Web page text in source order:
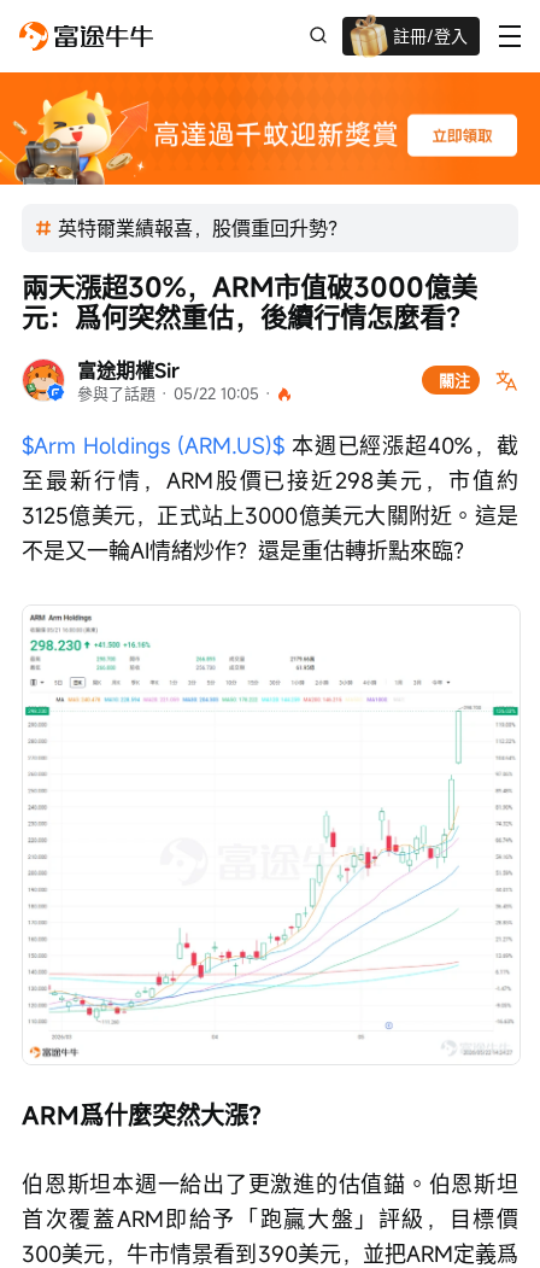
註冊/登入
英特爾業績報喜，股價重回升勢？
富途期權Sir
參與了話題 · 05/22 10:05 ·
關注
兩天漲超30%，ARM市值破3000億美
元：爲何突然重估，後續行情怎麼看？
$Arm Holdings (ARM.US)$ 本週已經漲超40%，截
至最新行情，ARM股價已接近298美元，市值約
3125億美元，正式站上3000億美元大關附近。這是
不是又一輪AI情緒炒作？還是重估轉折點來臨？
ARM爲什麼突然大漲？
伯恩斯坦本週一給出了更激進的估值錨。伯恩斯坦
首次覆蓋ARM即給予「跑贏大盤」評級，目標價
300美元，牛市情景看到390美元，並把ARM定義爲